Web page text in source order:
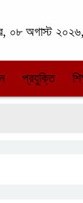
০৮ অগাস্ট
প্রযুক্তি